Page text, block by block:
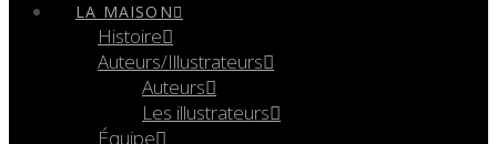
LA MAISON
Histoire
Auteurs/Illustrateurs
Auteurs
Les illustrateurs
Équipe